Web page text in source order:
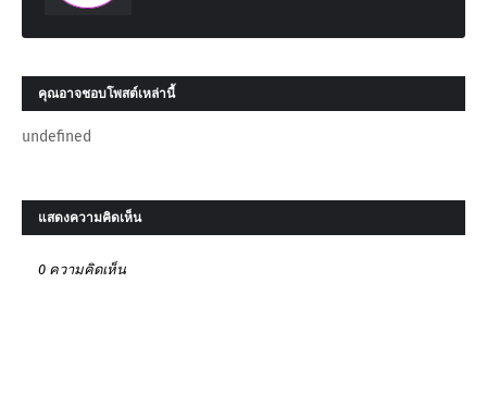
คุณอาจชอบโพสต์เหล่านี้
undefined
แสดงความคิดเห็น
0 ความคิดเห็น